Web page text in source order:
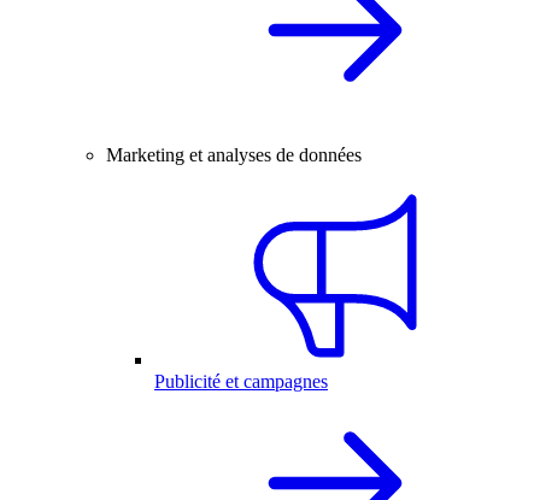
Marketing et analyses de données
Publicité et campagnes